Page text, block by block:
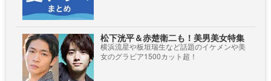
松下洸平＆赤楚衛二も！美男美女特集
横浜流星や板垣瑞生など話題のイケメンや美
女のグラビア1500カット超！